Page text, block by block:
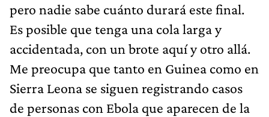
pero nadie sabe cuánto durará este final.
Es posible que tenga una cola larga y
accidentada, con un brote aquí y otro allá.
Me preocupa que tanto en Guinea como en
Sierra Leona se siguen registrando casos
de personas con Ebola que aparecen de la